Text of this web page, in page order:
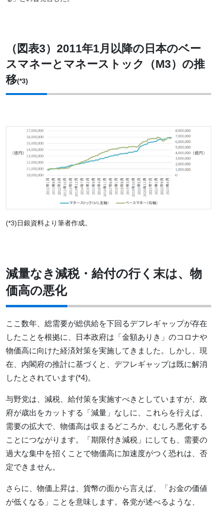
（図表3）2011年1月以降の日本のベー
スマネーとマネーストック（M3）の推
移(*3)
(*3)日銀資料より筆者作成。
減量なき減税・給付の行く末は、物
価高の悪化
ここ数年、総需要が総供給を下回るデフレギャップが存在
したことを根拠に、日本政府は「金額ありき」のコロナや
物価高に向けた経済対策を実施してきました。しかし、現
在、内閣府の推計に基づくと、デフレギャップは既に解消
したとされています(*4)。
与野党は、減税、給付策を実施すべきとしていますが、政
府が歳出をカットする「減量」なしに、これらを行えば、
需要の拡大で、物価高は収まるどころか、むしろ悪化する
ことにつながります。「期限付き減税」にしても、需要の
過大な集中を招くことで物価高に加速度がつく恐れは、否
定できません。
さらに、物価上昇は、貨幣の面から言えば、「お金の価値
が低くなる」ことを意味します。各党が述べるような、